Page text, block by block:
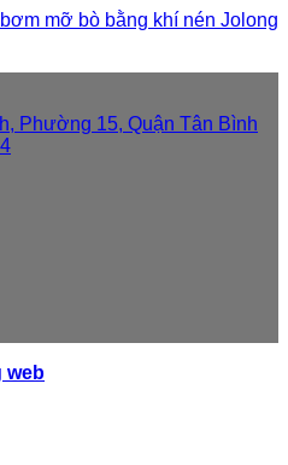
mỡ bò bằng khí nén Jolong
Phường 15, Quận Tân Bình
web